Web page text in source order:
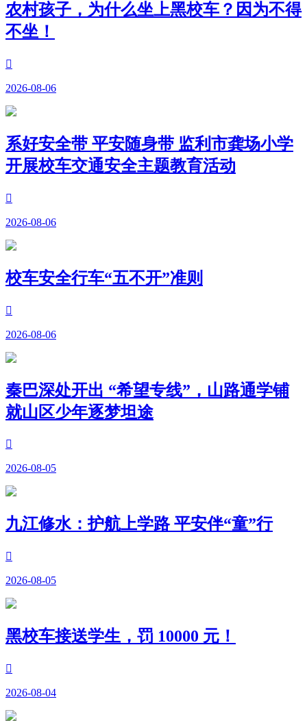
农村孩子，为什么坐上黑校车？因为不得
不坐！

2026-08-06
系好安全带 平安随身带 监利市龚场小学
开展校车交通安全主题教育活动

2026-08-06
校车安全行车“五不开”准则

2026-08-06
秦巴深处开出 “希望专线”，山路通学铺
就山区少年逐梦坦途

2026-08-05
九江修水：护航上学路 平安伴“童”行

2026-08-05
黑校车接送学生，罚 10000 元！

2026-08-04